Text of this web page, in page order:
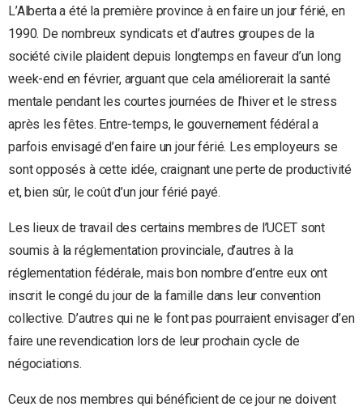
L’Alberta a été la première province à en faire un jour férié, en
1990. De nombreux syndicats et d’autres groupes de la
société civile plaident depuis longtemps en faveur d’un long
week-end en février, arguant que cela améliorerait la santé
mentale pendant les courtes journées de l’hiver et le stress
après les fêtes. Entre-temps, le gouvernement fédéral a
parfois envisagé d’en faire un jour férié. Les employeurs se
sont opposés à cette idée, craignant une perte de productivité
et, bien sûr, le coût d’un jour férié payé.
Les lieux de travail des certains membres de l’UCET sont
soumis à la réglementation provinciale, d’autres à la
réglementation fédérale, mais bon nombre d’entre eux ont
inscrit le congé du jour de la famille dans leur convention
collective. D’autres qui ne le font pas pourraient envisager d’en
faire une revendication lors de leur prochain cycle de
négociations.
Ceux de nos membres qui bénéficient de ce jour ne doivent